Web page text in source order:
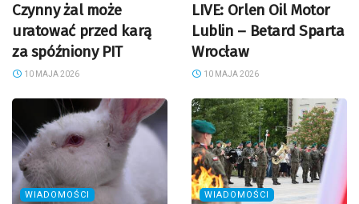
Czynny żal może
uratować przed karą
za spóźniony PIT
10 MAJA 2026
LIVE: Orlen Oil Motor
Lublin – Betard Sparta
Wrocław
10 MAJA 2026
WIADOMOŚCI WIADOMOŚCI